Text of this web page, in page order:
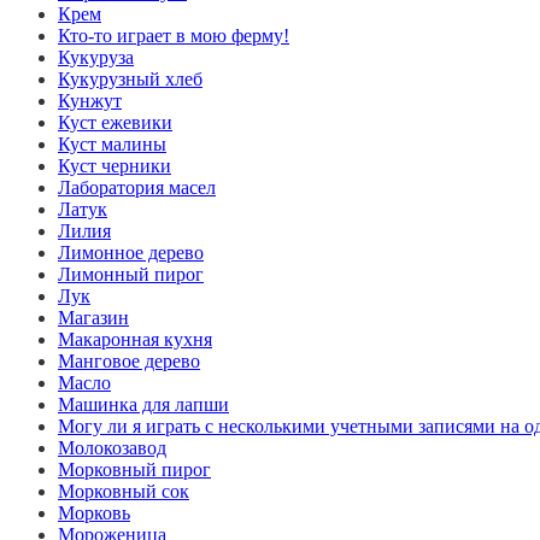
Крем
Кто-то играет в мою ферму!
Кукуруза
Кукурузный хлеб
Кунжут
Куст ежевики
Куст малины
Куст черники
Лаборатория масел
Латук
Лилия
Лимонное дерево
Лимонный пирог
Лук
Магазин
Макаронная кухня
Манговое дерево
Масло
Машинка для лапши
Могу ли я играть с несколькими учетными записями на
Молокозавод
Морковный пирог
Морковный сок
Морковь
Мороженица